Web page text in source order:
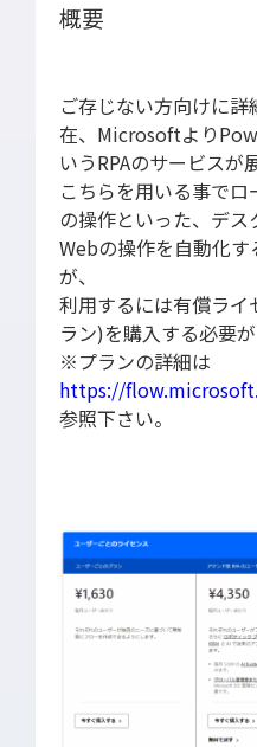
概要
ご存じない方向けに
在、Microsoftより
いうRPAのサービスが
こちらを用いる事で
の操作といった、デ
Webの操作を自動化
が、
利用するには有償ライ
ラン)を購入する必要が
※プランの詳細は
https://
参照下さい。